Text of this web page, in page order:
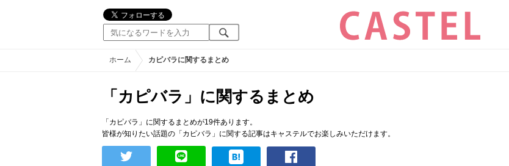
ホーム カピバラに関するまとめ
「カピバラ」に関するまとめ
「カピバラ」に関するまとめが19件あります。
皆様が知りたい話題の「カピバラ」に関する記事はキャステルでお楽しみいただけます。